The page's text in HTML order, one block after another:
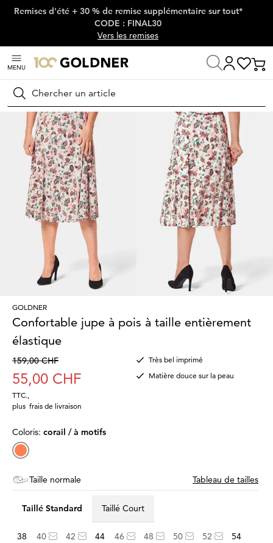
Passer la navigation, aller directement au contenu
Remises d'été + 30 % de remise supplémentaire sur tout*
CODE : FINAL30
Vers les remises
MENU
Rechercher
Maison Bonnes Affaires
GOLDNER
Confortable jupe à pois à taille entièrement
élastique
159,00 CHF
55,00 CHF
TTC.
plus frais de livraison
Très bel imprimé
Matière douce sur la peau
Coloris: corail / à motifs
Taille normale Tableau de tailles
Taillé Standard Taillé Court
38 40 42 44 46 48 50 52
54